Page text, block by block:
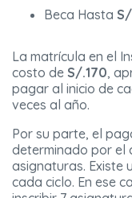
Beca Hasta
La matrícula en el
costo de S/.170,
pagar al inicio de
veces al año.
Por su parte, el
determinado por el
asignaturas. Existe
cada ciclo. En ese